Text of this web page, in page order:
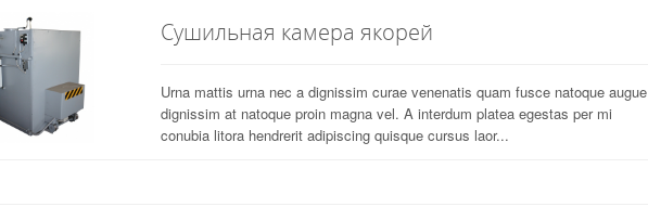
Сушильная камера якорей
Urna mattis urna nec a dignissim curae venenatis quam fusce natoque augue
dignissim at natoque proin magna vel. A interdum platea egestas per mi
conubia litora hendrerit adipiscing quisque cursus laor...